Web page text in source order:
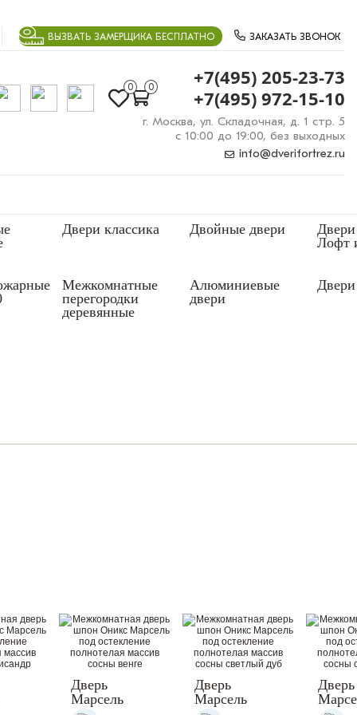
ВЫЗВАТЬ ЗАМЕРЩИКА БЕСПЛАТНО ЗАКАЗАТЬ ЗВОНОК
0 0
+7(495) 205-23-73
+7(495) 972-15-10
г. Москва, ул. Складочная, д. 1 стр. 5
с 10:00 до 19:00, без выходных
info@dverifortrez.ru
Двери классика Двойные двери
Лофт
Межкомнатные
перегородки
деревянные
Алюминиевые
двери
Двери
Дверь
Марсель
Дверь
Марсель
Дверь